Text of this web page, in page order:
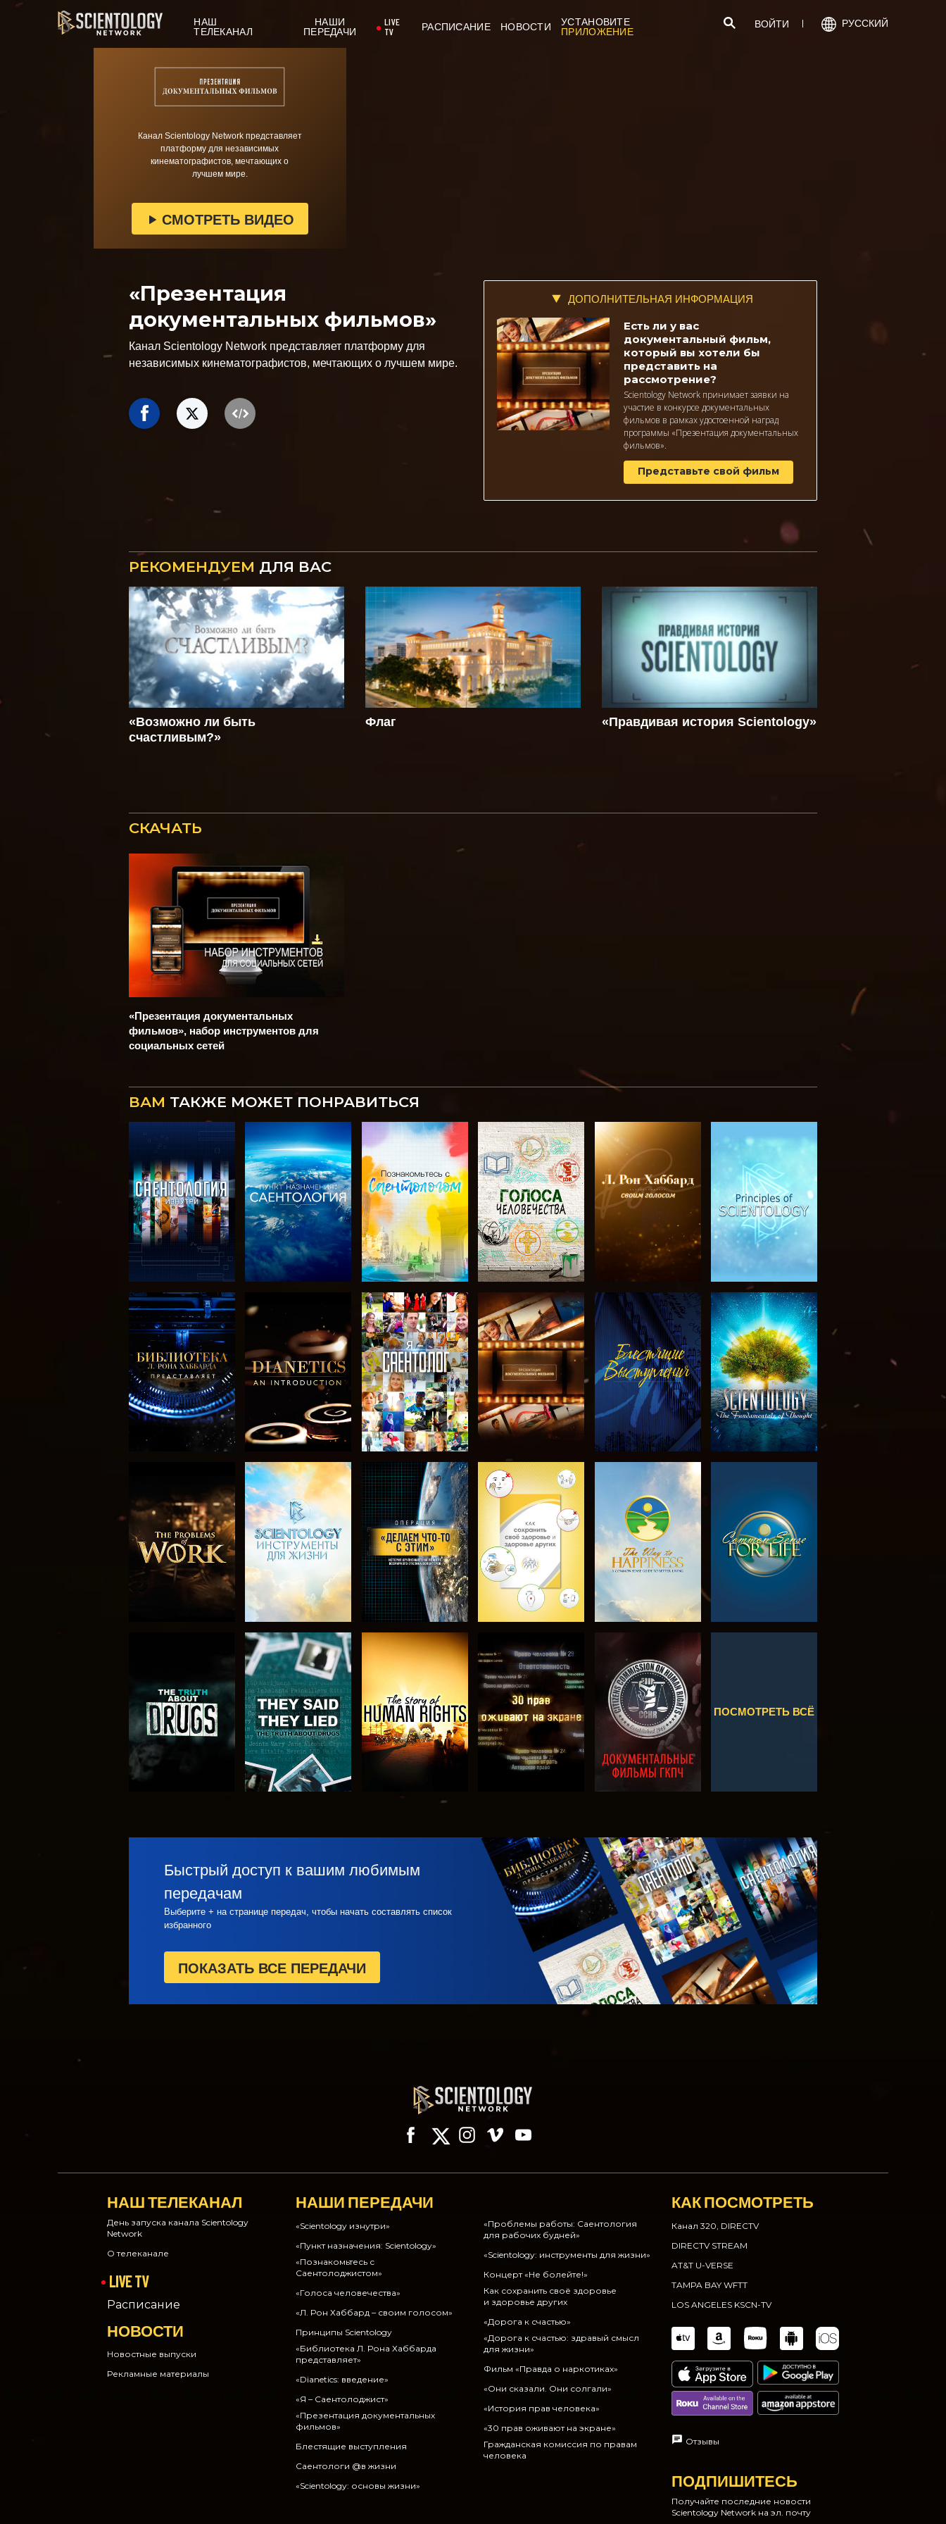
НАШ
ТЕЛЕКАНАЛ
НАШИ
ПЕРЕДАЧИ
LIVE
TV
РАСПИСАНИЕ НОВОСТИ
УСТАНОВИТЕ
ПРИЛОЖЕНИЕ
ВОЙТИ РУССКИЙ
Канал Scientology Network представляет
платформу для независимых
кинематографистов, мечтающих о
лучшем мире.
СМОТРЕТЬ ВИДЕО
«Презентация
документальных фильмов»
Канал Scientology Network представляет платформу для
независимых кинематографистов, мечтающих о лучшем мире.
ДОПОЛНИТЕЛЬНАЯ ИНФОРМАЦИЯ
Есть ли у вас
документальный фильм,
который вы хотели бы
представить на
рассмотрение?
Scientology Network принимает заявки на
участие в конкурсе документальных
фильмов в рамках удостоенной наград
программы «Презентация документальных
фильмов».
Представьте свой фильм
РЕКОМЕНДУЕМ ДЛЯ ВАС
«Возможно ли быть
счастливым?»
Флаг «Правдивая история Scientology»
СКАЧАТЬ
«Презентация документальных
фильмов», набор инструментов для
социальных сетей
ВАМ ТАКЖЕ МОЖЕТ ПОНРАВИТЬСЯ
СМОТРЕТЬ
ПЕРЕДАЧИ
СМОТРЕТЬ
ПЕРЕДАЧИ
СМОТРЕТЬ
ПЕРЕДАЧИ
СМОТРЕТЬ
ПЕРЕДАЧИ
СМОТРЕТЬ
ПЕРЕДАЧИ
СМОТРЕТЬ
СМОТРЕТЬ
ПЕРЕДАЧИ
СМОТРЕТЬ
СМОТРЕТЬ
ПЕРЕДАЧИ
СМОТРЕТЬ
ПЕРЕДАЧИ
СМОТРЕТЬ
ПЕРЕДАЧИ
СМОТРЕТЬ СМОТРЕТЬ СМОТРЕТЬ
СМОТРЕТЬ
СМОТРЕТЬ
ПЕРЕДАЧИ
ПОСМОТРЕТЬ ВСЁ
Быстрый доступ к вашим любимым
передачам
Выберите + на странице передач, чтобы начать составлять список
избранного
ПОКАЗАТЬ ВСЕ ПЕРЕДАЧИ
НАШ ТЕЛЕКАНАЛ
День запуска канала Scientology
Network
О телеканале
LIVE TV
Расписание
НОВОСТИ
Новостные выпуски
Рекламные материалы
НАШИ ПЕРЕДАЧИ
«Scientology изнутри»
«Пункт назначения: Scientology»
«Познакомьтесь с
Саентолоджистом»
«Голоса человечества»
«Л. Рон Хаббард – своим голосом»
Принципы Scientology
«Библиотека Л. Рона Хаббарда
представляет»
«Dianetics: введение»
«Я – Саентолоджист»
«Презентация документальных
фильмов»
Блестящие выступления
Саентологи @в жизни
«Scientology: основы жизни»
«Проблемы работы: Саентология
для рабочих будней»
«Scientology: инструменты для жизни»
Концерт «Не болейте!»
Как сохранить своё здоровье
и здоровье других
«Дорога к счастью»
«Дорога к счастью: здравый смысл
для жизни»
Фильм «Правда о наркотиках»
«Они сказали. Они солгали»
«История прав человека»
«30 прав оживают на экране»
Гражданская комиссия по правам
человека
КАК ПОСМОТРЕТЬ
Канал 320, DIRECTV
DIRECTV STREAM
AT&T U-VERSE
TAMPA BAY WFTT
LOS ANGELES KSCN-TV
Отзывы
ПОДПИШИТЕСЬ
Получайте последние новости
Scientology Network на эл. почту